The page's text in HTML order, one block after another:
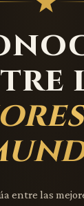
entre las